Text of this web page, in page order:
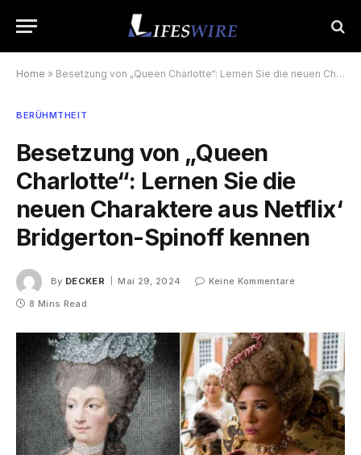
Home » Besetzung von „Queen Charlotte“: Lernen Sie die neuen Charaktere aus Netflix‘ Bridgerton-Spinoff kennen
BERÜHMTHEIT
Besetzung von „Queen
Charlotte“: Lernen Sie die
neuen Charaktere aus Netflix‘
Bridgerton-Spinoff kennen
By DECKER Mai 29, 2024
Keine Kommentare
8 Mins Read